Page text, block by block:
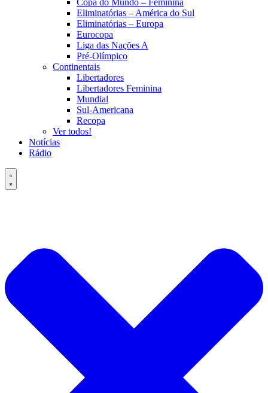
Eliminatórias – América do Sul
Eliminatórias – Europa
Eurocopa
Liga das Nações A
Pré-Olímpico
Continentais
Libertadores
Libertadores Feminina
Mundial
Sul-Americana
Recopa
Ver todos!
Notícias
Rádio